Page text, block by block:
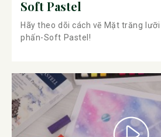
Soft Pastel
Hãy theo dõi cách vẽ Mặt trăng
phấn-Soft Pastel!